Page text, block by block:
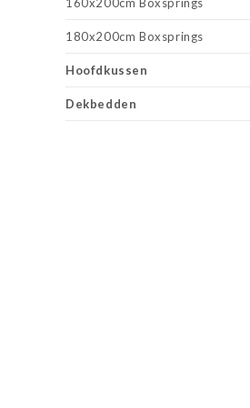
180x200cm Boxsprings
Hoofdkussen
Dekbedden